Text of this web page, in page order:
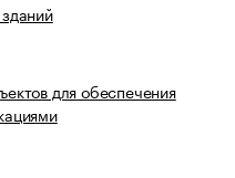
для обеспечения